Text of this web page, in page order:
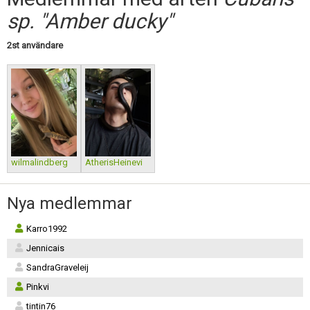
sp. "Amber ducky"
2st användare
wilmalindberg AtherisHeinevi
Nya medlemmar
Karro1992
Jennicais
SandraGraveleij
Pinkvi
tintin76